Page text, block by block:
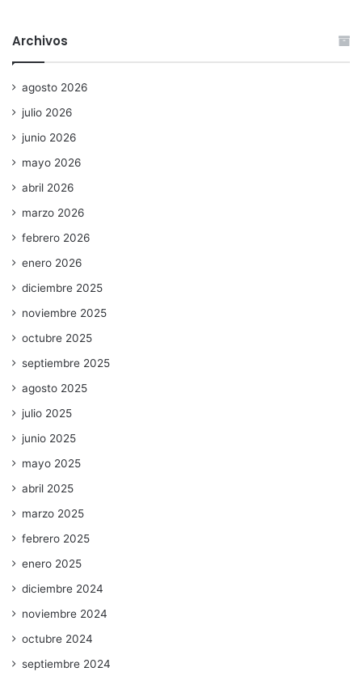
Archivos
agosto 2026
julio 2026
junio 2026
mayo 2026
abril 2026
marzo 2026
febrero 2026
enero 2026
diciembre 2025
noviembre 2025
octubre 2025
septiembre 2025
agosto 2025
julio 2025
junio 2025
mayo 2025
abril 2025
marzo 2025
febrero 2025
enero 2025
diciembre 2024
noviembre 2024
octubre 2024
septiembre 2024